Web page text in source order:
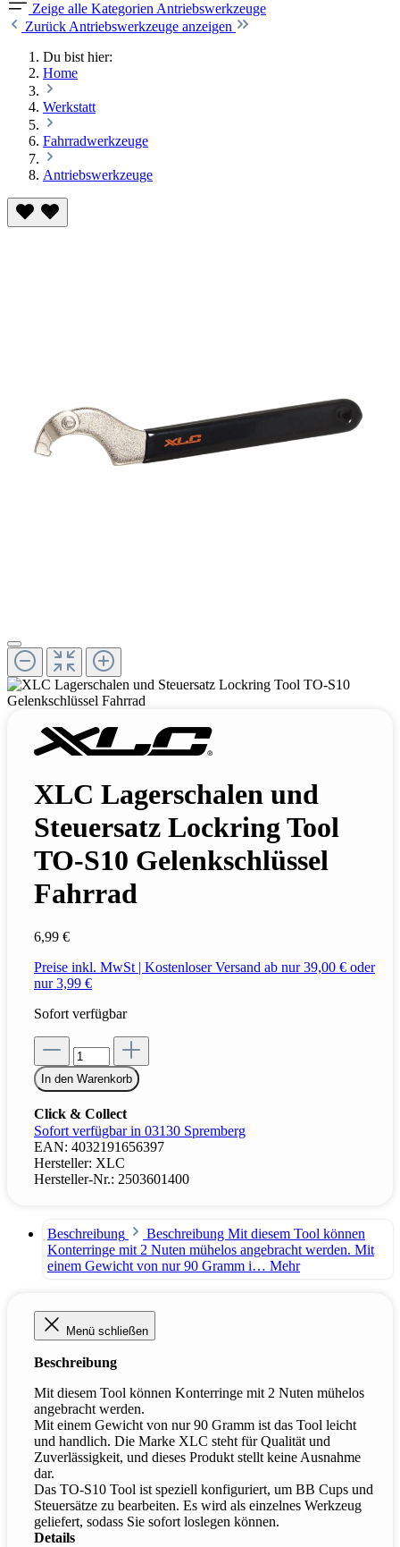
Zeige alle Kategorien Antriebswerkzeuge
Zurück Antriebswerkzeuge anzeigen
Du bist hier:
Home
Werkstatt
Fahrradwerkzeuge
Antriebswerkzeuge
XLC Lagerschalen und
Steuersatz Lockring Tool
TO-S10 Gelenkschlüssel
Fahrrad
6,99 €
Preise inkl. MwSt | Kostenloser Versand ab nur 39,00 € oder
nur 3,99 €
Sofort verfügbar
In den Warenkorb
Click & Collect
Sofort verfügbar in 03130 Spremberg
EAN: 4032191656397
Hersteller: XLC
Hersteller-Nr.: 2503601400
Beschreibung
Beschreibung Mit diesem Tool können
Konterringe mit 2 Nuten mühelos angebracht werden. Mit
einem Gewicht von nur 90 Gramm i… Mehr
Menü schließen
Beschreibung
Mit diesem Tool können Konterringe mit 2 Nuten mühelos
angebracht werden.
Mit einem Gewicht von nur 90 Gramm ist das Tool leicht
und handlich. Die Marke XLC steht für Qualität und
Zuverlässigkeit, und dieses Produkt stellt keine Ausnahme
dar.
Das TO-S10 Tool ist speziell konfiguriert, um BB Cups und
Steuersätze zu bearbeiten. Es wird als einzelnes Werkzeug
geliefert, sodass Sie sofort loslegen können.
Details